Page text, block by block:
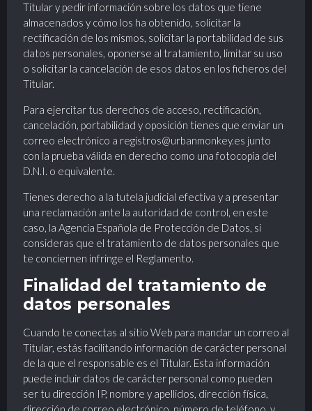
Titular y pedir información sobre los datos que tiene
almacenados y cómo los ha obtenido, solicitar la
rectificación de los mismos, solicitar la portabilidad de sus
datos personales, oponerse al tratamiento, limitar su uso
o solicitar la cancelación de esos datos en los ficheros del
Titular.
Para ejercitar tus derechos de acceso, rectificación,
cancelación, portabilidad y oposición tienes que enviar un
correo electrónico a registros@urbanmonkey.es junto
con la prueba válida en derecho como una fotocopia del
D.N.I. o equivalente.
Tienes derecho a la tutela judicial efectiva y a presentar
una reclamación ante la autoridad de control, en este
caso, la Agencia Española de Protección de Datos, si
consideras que el tratamiento de datos personales que
te conciernen infringe el Reglamento.
Finalidad del tratamiento de
datos personales
Cuando te conectas al sitio Web para mandar un correo al
Titular, estás facilitando información de carácter personal
de la que el responsable es el Titular. Esta información
puede incluir datos de carácter personal como pueden
ser tu dirección IP, nombre y apellidos, dirección física,